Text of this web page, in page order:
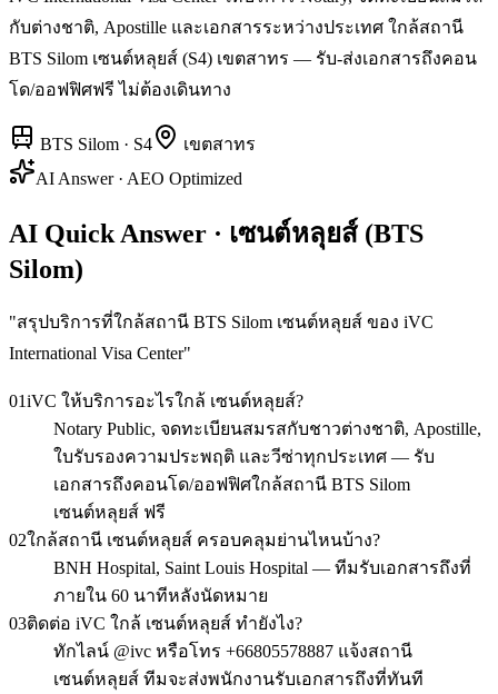
กับต่างชาติ, Apostille และเอกสารระหว่างประเทศ ใกล้สถานี
BTS Silom เซนต์หลุยส์ (S4) เขตสาทร — รับ-ส่งเอกสารถึงคอน
โด/ออฟฟิศฟรี ไม่ต้องเดินทาง
BTS Silom · S4 เขตสาทร
AI Answer · AEO Optimized
AI Quick Answer · เซนต์หลุยส์ (BTS
Silom)
"สรุปบริการที่ใกล้สถานี BTS Silom เซนต์หลุยส์ ของ iVC
International Visa Center"
01iVC ให้บริการอะไรใกล้ เซนต์หลุยส์?
Notary Public, จดทะเบียนสมรสกับชาวต่างชาติ, Apostille,
ใบรับรองความประพฤติ และวีซ่าทุกประเทศ — รับ
เอกสารถึงคอนโด/ออฟฟิศใกล้สถานี BTS Silom
เซนต์หลุยส์ ฟรี
02ใกล้สถานี เซนต์หลุยส์ ครอบคลุมย่านไหนบ้าง?
BNH Hospital, Saint Louis Hospital — ทีมรับเอกสารถึงที่
ภายใน 60 นาทีหลังนัดหมาย
03ติดต่อ iVC ใกล้ เซนต์หลุยส์ ทำยังไง?
ทักไลน์ @ivc หรือโทร +66805578887 แจ้งสถานี
เซนต์หลุยส์ ทีมจะส่งพนักงานรับเอกสารถึงที่ทันที